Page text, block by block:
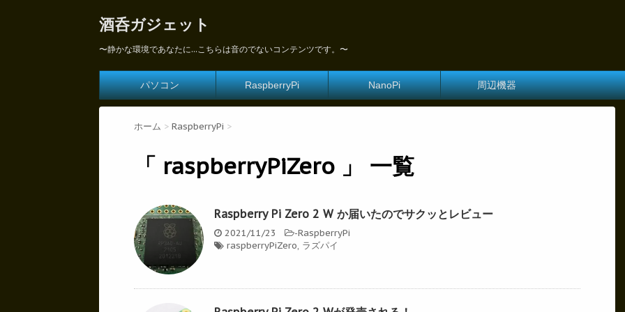
酒呑ガジェット
〜静かな環境であなたに...こちらは音のでないコンテンツです。〜
パソコン RaspberryPi NanoPi 周辺機器
ホーム > RaspberryPi >
「 raspberryPiZero 」 一覧
Raspberry Pi Zero 2 W か届いたのでサクッとレビュー
2021/11/23 -RaspberryPi
raspberryPiZero, ラズパイ